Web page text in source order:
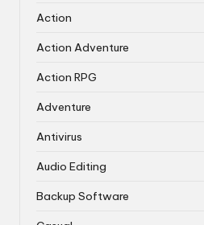
Action
Action Adventure
Action RPG
Adventure
Antivirus
Audio Editing
Backup Software